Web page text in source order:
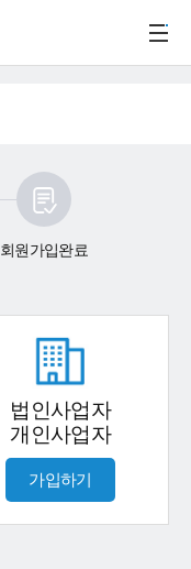
회원가입완료
법인사업자
개인사업자
가입하기